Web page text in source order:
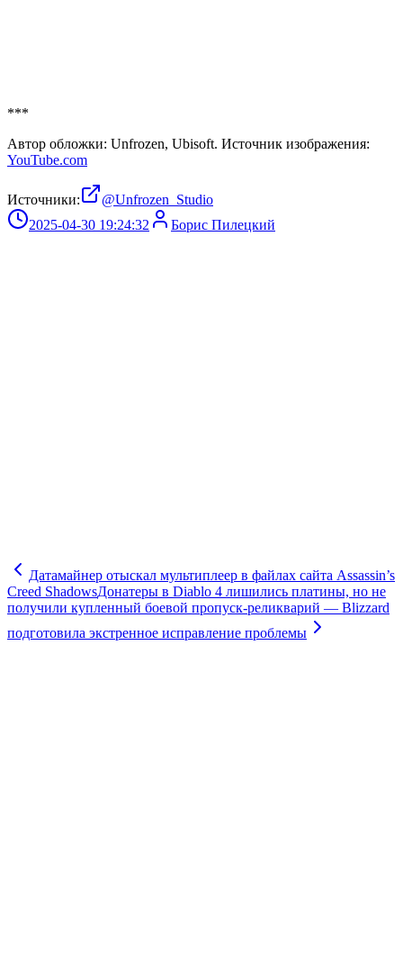
***
Автор обложки: Unfrozen, Ubisoft. Источник изображения:
YouTube.com
Источники:
@Unfrozen_Studio
2025-04-30 19:24:32
Борис Пилецкий
Датамайнер отыскал мультиплеер в файлах сайта Assassin’s
Creed ShadowsДонатеры в Diablo 4 лишились платины, но не
получили купленный боевой пропуск-реликварий — Blizzard
подготовила экстренное исправление проблемы